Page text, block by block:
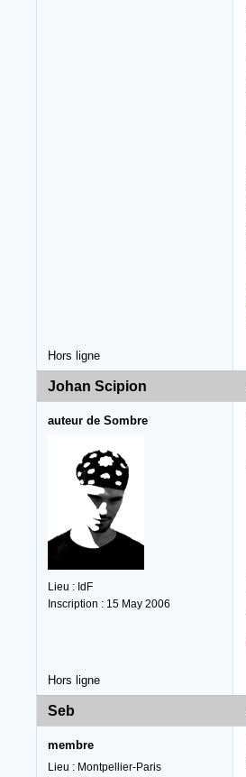
Hors ligne
Johan Scipion
auteur de Sombre
Lieu : IdF
Inscription : 15 May 2006
Hors ligne
Seb
membre
Lieu : Montpellier-Paris